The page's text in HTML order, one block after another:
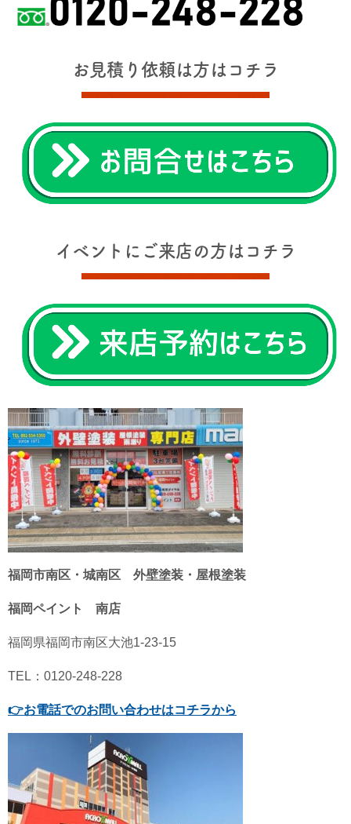
お見積り依頼は方はコチラ
イベントにご来店の方はコチラ
福岡市南区・城南区 外壁塗装・屋根塗装
福岡ペイント 南店
福岡県福岡市南区大池1-23-15
TEL：0120-248-228
👉お電話でのお問い合わせはコチラから